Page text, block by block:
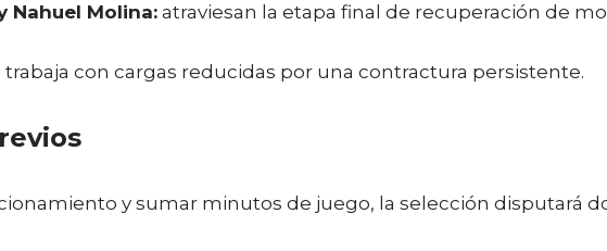
Nahuel Molina: atraviesan la etapa final de recuperación de
trabaja con cargas reducidas por una contractura persistente.
y sumar minutos de juego, la selección disputará